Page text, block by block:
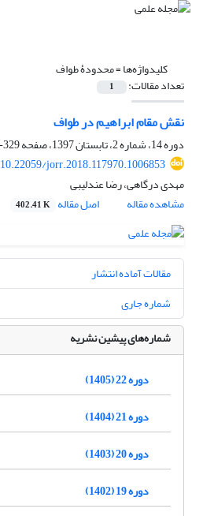
کلیدواژه‌ها =محدودۀ طواف
تعداد مقالات: 1
نقش مقام ابراهیم در طواف
دوره 14، شماره 2، تابستان 1397، صفحه
329-356
10.22059/jorr.2018.117970.1006853
مهدی درگاهی، رضا عندلیبی
مشاهده مقاله
اصل مقاله 402.41 K
مقالات آماده انتشار
شماره جاری
شماره‌های پیشین نشریه
دوره 22 (1405)
دوره 21 (1404)
دوره 20 (1403)
دوره 19 (1402)